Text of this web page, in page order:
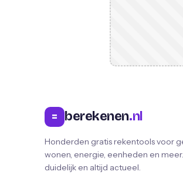
= berekenen.nl
Honderden gratis rekentools voor
wonen, energie, eenheden en
duidelijk en altijd actueel.